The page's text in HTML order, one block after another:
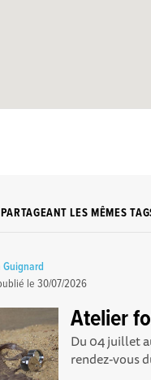
LES MÊMES
Guignard
le30/07/2026
Atelier
Du 04 juillet
rendez-vous